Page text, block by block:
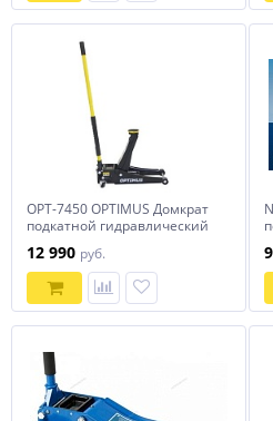
OPT-7450 OPTIMUS Домкрат
подкатной гидравлический
73-500 мм
12 990 руб.